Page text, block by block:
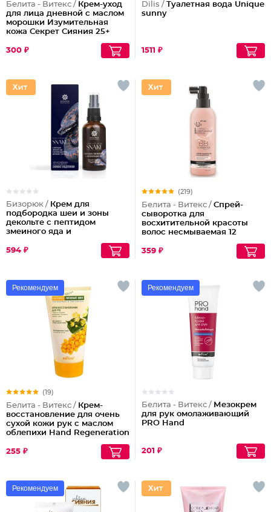
Белита - Витекс / Крем-уход
для лица дневной с маслом
морошки Изумительная
кожа Секрет Сияния 25+
300 ₽
Dilis / Туалетная вода Unique
sunny
1511 ₽
Бизорюк / Крем для
подбородка шеи и зоны
декольте с пептидом
змеиного яда и
594 ₽
(219)
Белита - Витекс / Спрей-
сыворотка для
восхитительной красоты
волос несмываемая 12
Волосы
359 ₽
Рекомендуем
(19)
Белита - Витекс / Крем-
восстановление для очень
сухой кожи рук с маслом
облепихи Hand Regeneration
Skin
255 ₽
Рекомендуем
Белита - Витекс / Мезокрем
для рук омолаживающий
PRO Hand
201 ₽
Рекомендуем